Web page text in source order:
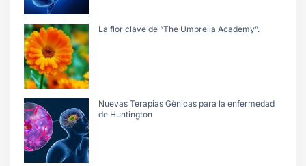
La flor clave de “The Umbrella Academy”.
Nuevas Terapias Gènicas para la enfermedad
de Huntington